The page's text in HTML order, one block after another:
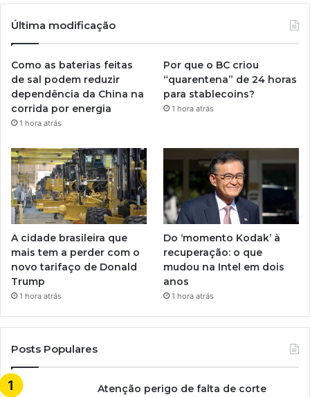
Última modificação
Como as baterias feitas
de sal podem reduzir
dependência da China na
corrida por energia
1 hora atrás
Por que o BC criou
“quarentena” de 24 horas
para stablecoins?
1 hora atrás
A cidade brasileira que
mais tem a perder com o
novo tarifaço de Donald
Trump
1 hora atrás
Do ‘momento Kodak’ à
recuperação: o que
mudou na Intel em dois
anos
1 hora atrás
Posts Populares
Atenção perigo de falta de corte